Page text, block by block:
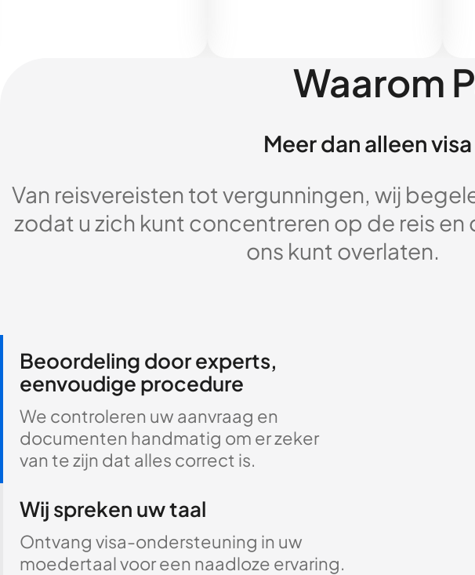
Waarom
Meer dan alleen
Van reisvereisten tot vergunningen, wij
zodat u zich kunt concentreren op de reis en
ons kunt overlaten.
Beoordeling door experts,
eenvoudige procedure
We controleren uw aanvraag en
documenten handmatig om er zeker
van te zijn dat alles correct is.
Wij spreken uw taal
Ontvang visa-ondersteuning in uw
moedertaal voor een naadloze ervaring.